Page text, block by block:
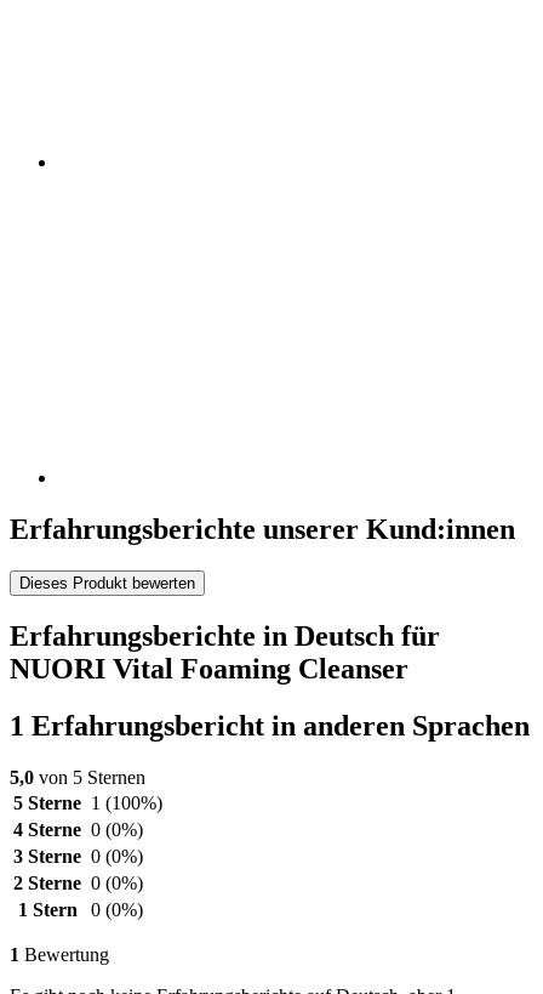
Erfahrungsberichte unserer Kund:innen
Dieses Produkt bewerten
Erfahrungsberichte in Deutsch für
NUORI Vital Foaming Cleanser
1 Erfahrungsbericht in anderen Sprachen
5,0 von 5 Sternen
5 Sterne 1 (100%)
4 Sterne 0 (0%)
3 Sterne 0 (0%)
2 Sterne 0 (0%)
1 Stern
0 (0%)
1 Bewertung